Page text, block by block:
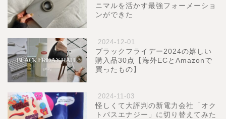
ニマルを活かす最強フォーメーショ
ンができた
2024-12-01
ブラックフライデー2024の嬉しい
購入品30点【海外ECとAmazonで
買ったもの】
2024-11-03
怪しくて大評判の新電力会社「オク
トパスエナジー」に切り替えてみた